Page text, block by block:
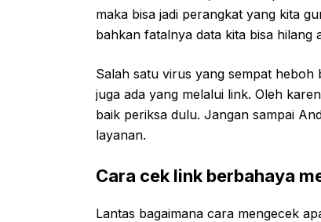
maka bisa jadi perangkat yang kita
bahkan fatalnya data kita bisa
Salah satu virus yang sempat
juga ada yang melalui link. Oleh
baik periksa dulu. Jangan sampai
layanan.
Cara cek link berbahaya
Lantas bagaimana cara mengecek